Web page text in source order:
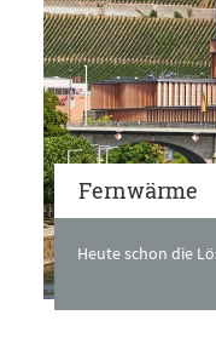
Fernwärme
Heute schon die